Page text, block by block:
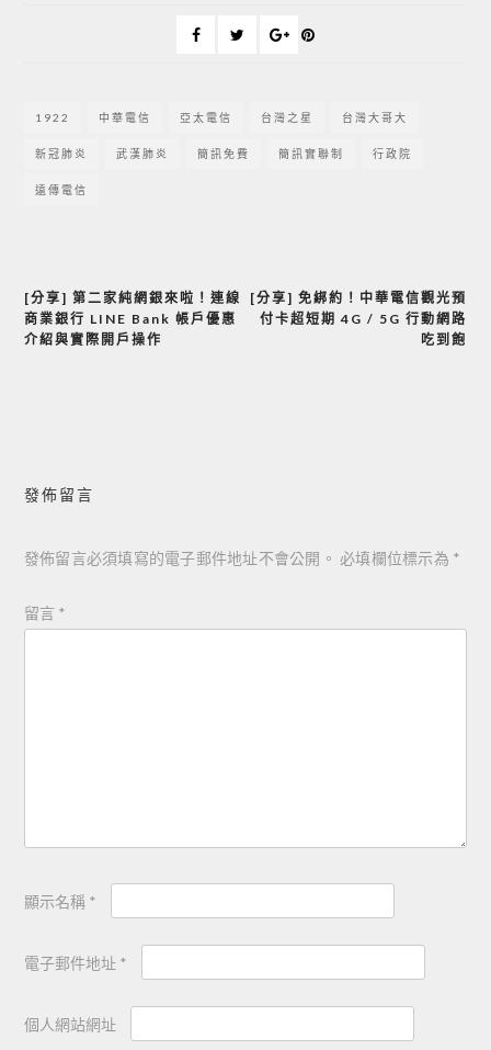
1922 中華電信 亞太電信 台灣之星 台灣大哥大
新冠肺炎 武漢肺炎 簡訊免費 簡訊實聯制 行政院
遠傳電信
文
章
[分享] 第二家純網銀來啦！連線
商業銀行 LINE Bank 帳戶優惠
介紹與實際開戶操作
[分享] 免綁約！中華電信觀光預
付卡超短期 4G / 5G 行動網路
吃到飽
發佈留言
發佈留言必須填寫的電子郵件地址不會公開。 必填欄位標示為 *
留言 *
顯示名稱 *
電子郵件地址 *
個人網站網址